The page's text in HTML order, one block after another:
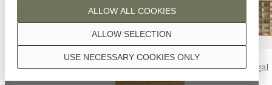
USE NECESSARY COOKIES ONLY
ALLOW SELECTION
ALLOW ALL COOKIES
nyaTisch nyaStuhl filignoRegal